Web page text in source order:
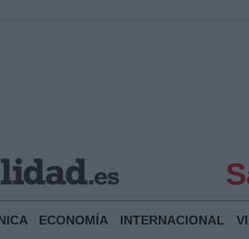
ECONOMÍA INTERNACIONAL